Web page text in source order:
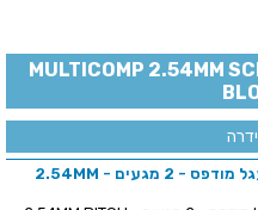
MULTICOMP 2.54MM
טרמינל בלוק למעגל מודפס - 2 מגעים - 2.54MM